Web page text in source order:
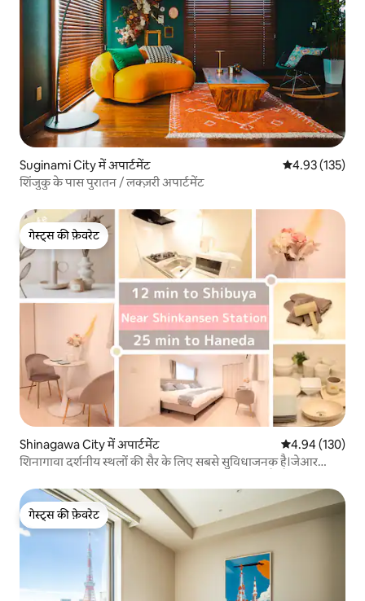
Suginami City में अपार्टमेंट औसत रेटिंग 5 में से
4.93 (135)
शिंजुकु के पास पुरातन / लक्ज़री अपार्टमेंट
गेस्ट्स की फ़ेवरेट
गेस्ट्स की फ़ेवरेट
Shinagawa City में अपार्टमेंट औसत रेटिंग 5 में से
4.94 (130)
शिनागावा दर्शनीय स्थलों की सैर के लिए सबसे सुविधाजनक है।जेआर
भीतर है।यह सराय शॉपिंग डिस्ट्रिक्ट के किता शिनागावा स्टेशन से 3 मिनट
की पैदल दूरी पर है।
गेस्ट्स की फ़ेवरेट
गेस्ट्स की फ़ेवरेट